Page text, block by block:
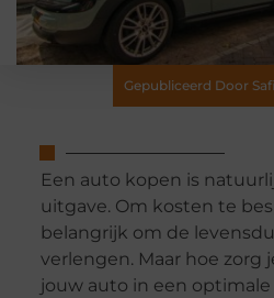
Gepubliceerd Door
Een auto kopen is
uitgave. Om kosten te
belangrijk om de
verlengen. Maar hoe zorg
jouw auto in een